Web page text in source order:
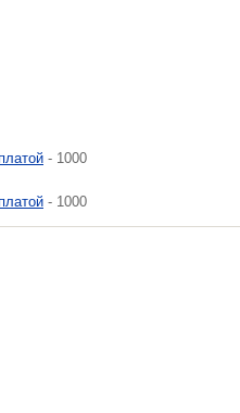
- 1000
- 1000